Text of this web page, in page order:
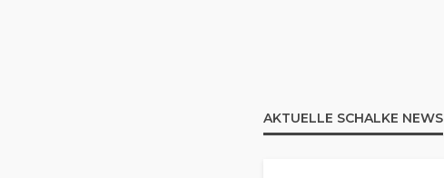
AKTUELLE SCHALKE NEWS